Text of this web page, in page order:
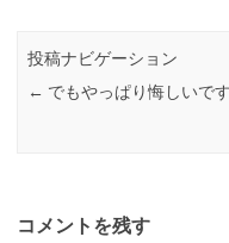
投稿ナビゲーション
← でもやっぱり悔しい
コメントを残す